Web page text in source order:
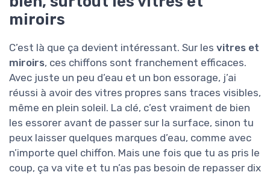
miroirs
C’est là que ça devient intéressant. Sur les vitres et
miroirs, ces chiffons sont franchement efficaces.
Avec juste un peu d’eau et un bon essorage, j’ai
réussi à avoir des vitres propres sans traces visibles,
même en plein soleil. La clé, c’est vraiment de bien
les essorer avant de passer sur la surface, sinon tu
peux laisser quelques marques d’eau, comme avec
n’importe quel chiffon. Mais une fois que tu as pris le
coup, ça va vite et tu n’as pas besoin de repasser dix